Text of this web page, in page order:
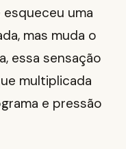
uma
mas muda o
essa sensação
multiplicada
e pressão